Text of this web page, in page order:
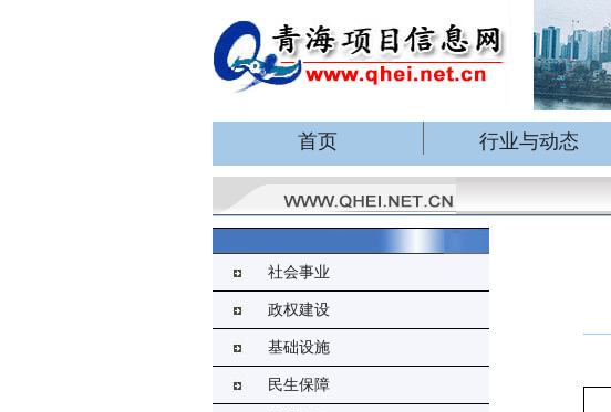
首页 行业与动态
社会事业
政权建设
基础设施
民生保障